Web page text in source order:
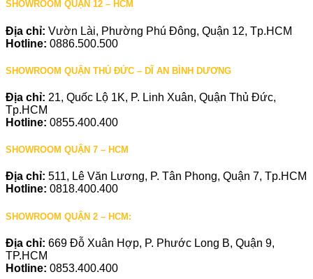
SHOWROOM QUẬN 12 – HCM
Địa chỉ: Vườn Lài, Phường Phú Đông, Quận 12, Tp.HCM
Hotline: 0886.500.500
SHOWROOM QUẬN THỦ ĐỨC – DĨ AN BÌNH DƯƠNG
Địa chỉ: 21, Quốc Lộ 1K, P. Linh Xuân, Quận Thủ Đức,
Tp.HCM
Hotline: 0855.400.400
SHOWROOM QUẬN 7 – HCM
Địa chỉ: 511, Lê Văn Lương, P. Tân Phong, Quận 7, Tp.HCM
Hotline: 0818.400.400
SHOWROOM QUẬN 2 – HCM:
Địa chỉ: 669 Đỗ Xuân Hợp, P. Phước Long B, Quận 9,
TP.HCM
Hotline: 0853.400.400